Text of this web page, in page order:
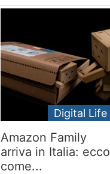
Digital Life
Amazon Family
arriva in Italia: ecco
come...